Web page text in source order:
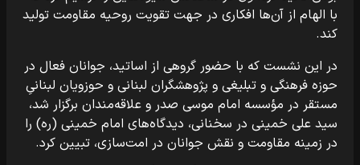
با الهام از آن‌ها افکاری در جهت تقویت روحیه مقاومت تولید
کند.
در این نشست که با حضور گروهی از اساتید، جوانان فعال در
حوزه فرهنگی و تبلیغی و پژوهشگران لبنانی و حوزویان لبنانیِ
مستقر در مؤسسه امام موسی صدر و علاقه‌مندان برگزار شد،
سید علی خمینی در سخنانی، دیدگاه‌های امام خمینی (ره) را
در زمینه مقاومت و نقش جوانان در امت‌سازی، تبیین کرد.